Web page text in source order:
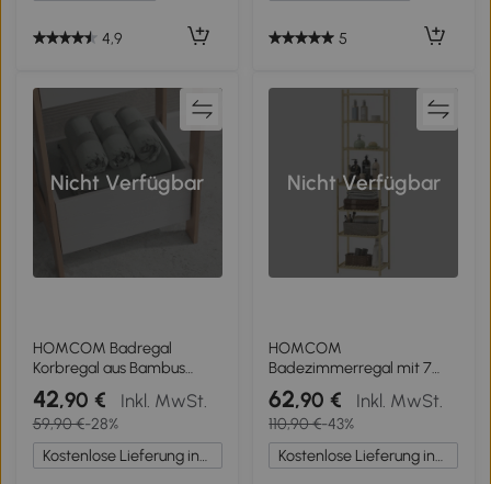
4,9 5
Nicht Verfügbar
HOMCOM Badregal
Korbregal aus Bambus
Standregal Badezimmer
Regal 3 Staufächer Weiß
42,90 € Inkl. MwSt.
59,90 €-28%
Kostenlose Lieferung innerhalb Deutschlands
Nicht Verfügbar
HOMCOM
Badezimmerregal mit 7
Ebenen, Badregal aus
Bambus, wasserfest,
robust, 180 cm
62,90 € Inkl. MwSt.
110,90 €-43%
Kostenlose Lieferung innerhalb Deutschlands